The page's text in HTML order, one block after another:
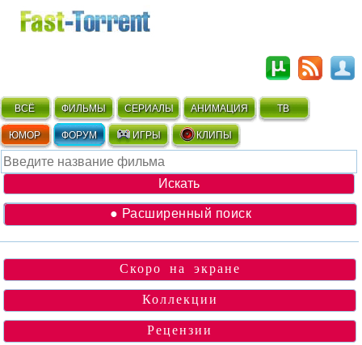
ВСЁ ФИЛЬМЫ СЕРИАЛЫ АНИМАЦИЯ ТВ
ЮМОР ФОРУМ ИГРЫ КЛИПЫ
● Расширенный поиск
Скоро на экране
Коллекции
Рецензии